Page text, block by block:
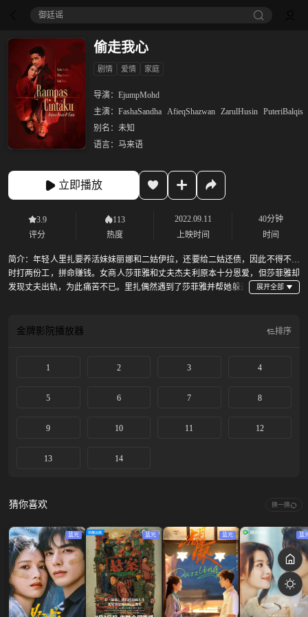
御廷谣‎
偷走我心
剧情 爱情 家庭
导演： EjumpMohd
主演： FashaSandha AfieqShazwan ZarulHusin PuteriBalqis
别名： 未知
语言： 马来语
立即播放
3.9
评分
113
热度
2022.09.11
上映时间
40分钟
时间
简介：年轻人里扎要养活妹妹丽娜和二姑伊拉，还要给二姑还债，因此不得不同
时打两份工，拼命赚钱。女商人莎菲雅和丈夫杰夫利原本十分恩爱，但莎菲雅却
发现丈夫出轨，为此痛苦不已。里扎偶然遇到了莎菲雅并帮她躲过
为了女儿依娜拉着想，仍希望维持家庭和睦的表象，拒绝了里扎的表白。莎菲雅
菲雅此时十分需要自己，最终两人历经波折之后还是走到了一起。
金牌影院播放器 排序
1 2 3 4
5 6 7 8
9 10 11 12
13 14
猜你喜欢 换一换
蓝光 蓝光 蓝光 蓝